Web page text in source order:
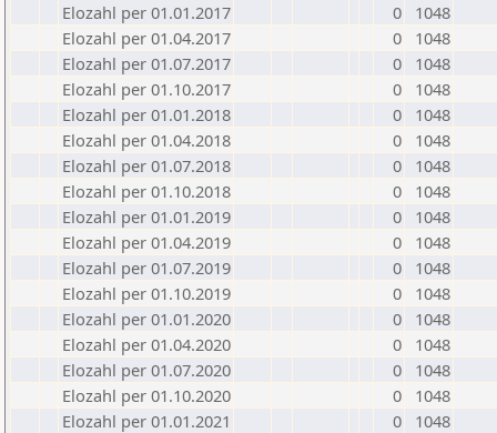
Elozahl per 01.01.2017
0
1048
Elozahl per 01.04.2017
0
1048
Elozahl per 01.07.2017
0
1048
Elozahl per 01.10.2017
0
1048
Elozahl per 01.01.2018
0
1048
Elozahl per 01.04.2018
0
1048
Elozahl per 01.07.2018
0
1048
Elozahl per 01.10.2018
0
1048
Elozahl per 01.01.2019
0
1048
Elozahl per 01.04.2019
0
1048
Elozahl per 01.07.2019
0
1048
Elozahl per 01.10.2019
0
1048
Elozahl per 01.01.2020
0
1048
Elozahl per 01.04.2020
0
1048
Elozahl per 01.07.2020
0
1048
Elozahl per 01.10.2020
0
1048
Elozahl per 01.01.2021
0
1048